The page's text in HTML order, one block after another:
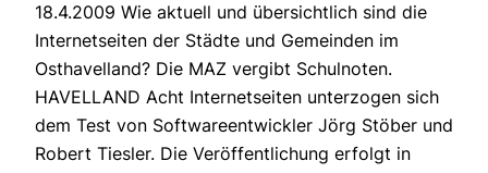
18.4.2009 Wie aktuell und übersichtlich sind die
Internetseiten der Städte und Gemeinden im
Osthavelland? Die MAZ vergibt Schulnoten.
HAVELLAND Acht Internetseiten unterzogen sich
dem Test von Softwareentwickler Jörg Stöber und
Robert Tiesler. Die Veröffentlichung erfolgt in